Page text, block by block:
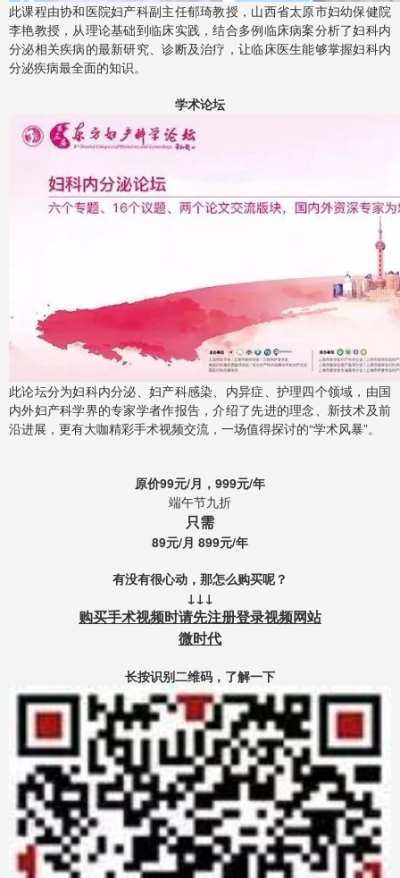
此课程由协和医院妇产科副主任郁琦教授，山西省太原市妇幼保健院
李艳教授，从理论基础到临床实践，结合多例临床病案分析了妇科内
分泌相关疾病的最新研究、诊断及治疗，让临床医生能够掌握妇科内
分泌疾病最全面的知识。
学术论坛
此论坛分为妇科内分泌、妇产科感染、内异症、护理四个领域，由国
内外妇产科学界的专家学者作报告，介绍了先进的理念、新技术及前
沿进展，更有大咖精彩手术视频交流，一场值得探讨的“学术风暴”。
原价99元/月，999元/年
端午节九折
只需
89元/月 899元/年
有没有很心动，那怎么购买呢？
↓↓↓
购买手术视频时请先注册登录视频网站
微时代
长按识别二维码，了解一下